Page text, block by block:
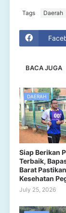
Tags Daerah
BACA JUGA
DAERAH
Siap Berikan
Terbaik,
Barat
Kesehatan
July 25, 2026